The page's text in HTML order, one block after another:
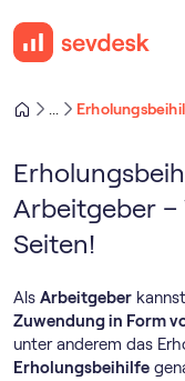
Arbeitgeber
Seiten!
Als Arbeitgeber
Zuwendung in Form
unter anderem das
Erholungsbeihilfe